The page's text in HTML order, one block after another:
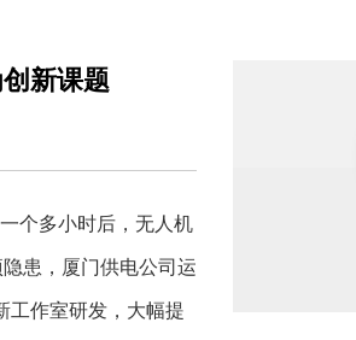
新课题
个多小时后，无人机
患，厦门供电公司运
工作室研发，大幅提